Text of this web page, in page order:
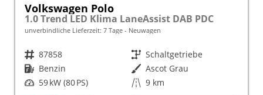
Volkswagen Polo
1.0 Trend LED Klima LaneAssist DAB PDC
unverbindliche Lieferzeit: 7 Tage Neuwagen
Fahrzeugnr. 87858 Getriebe Schaltgetriebe
Kraftstoff Benzin Außenfarbe Ascot Grau
Leistung 59 kW (80 PS) Kilometerstand 9 km